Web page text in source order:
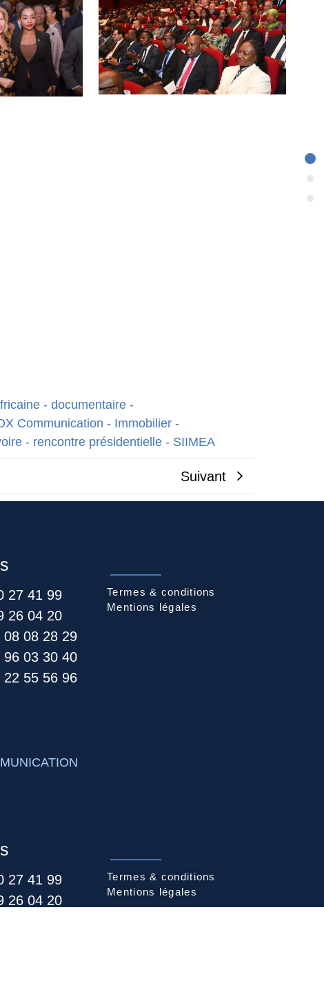
- documentaire -
Communication - Immobilier -
- rencontre présidentielle - SIIMEA
Suivant
27 41 99
26 04 20
08 08 28 29
96 03 30 40
22 55 56 96​
Termes & conditions
Mentions légales
27 41 99
26 04 20
Termes & conditions
Mentions légales